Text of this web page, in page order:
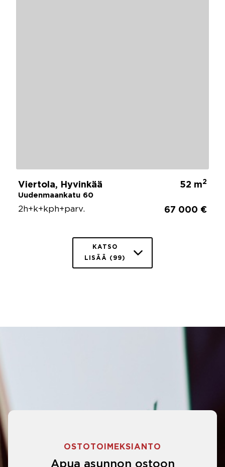
Viertola, Hyvinkää
Uudenmaankatu 60
52 m2
2h+k+kph+parv. 67 000 €
KATSO
LISÄÄ (99)
OSTOTOIMEKSIANTO
Apua asunnon ostoon